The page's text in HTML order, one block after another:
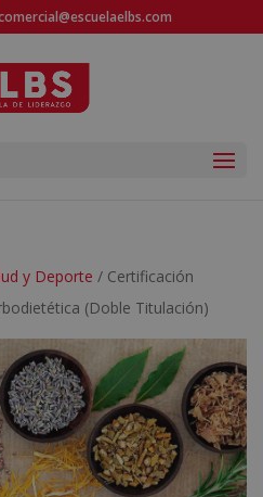
y Deporte / Certificación
(Doble Titulación)